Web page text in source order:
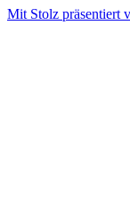
Mit Stolz präsentiert